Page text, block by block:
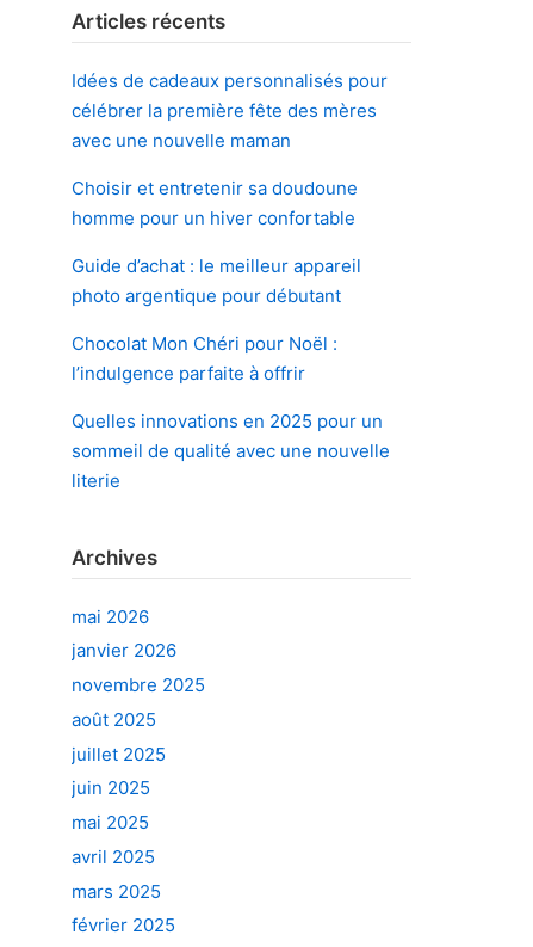
Articles récents
Idées de cadeaux personnalisés pour
célébrer la première fête des mères
avec une nouvelle maman
Choisir et entretenir sa doudoune
homme pour un hiver confortable
Guide d’achat : le meilleur appareil
photo argentique pour débutant
Chocolat Mon Chéri pour Noël :
l’indulgence parfaite à offrir
Quelles innovations en 2025 pour un
sommeil de qualité avec une nouvelle
literie
Archives
mai 2026
janvier 2026
novembre 2025
août 2025
juillet 2025
juin 2025
mai 2025
avril 2025
mars 2025
février 2025